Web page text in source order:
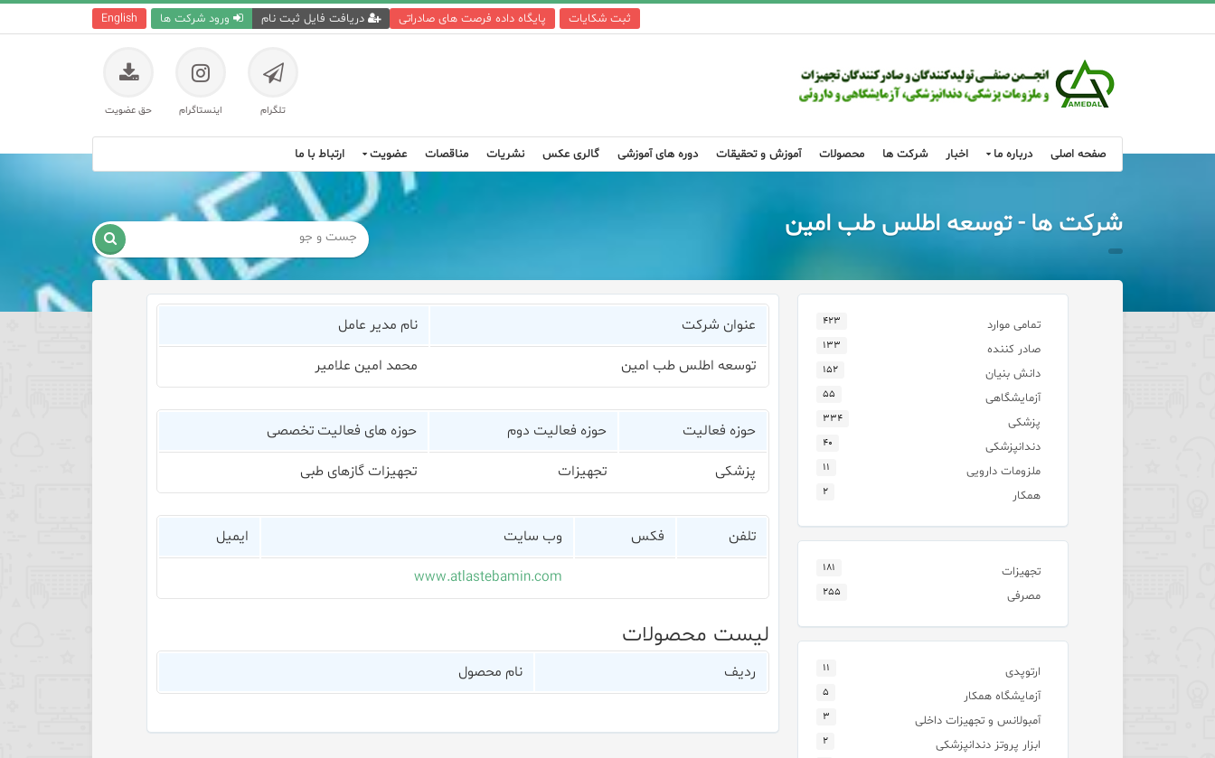
English ورود شرکت ها دریافت فایل ثبت نام پایگاه داده فرصت های صادراتی ثبت شکایات
تلگرام اینستاگرام حق عضویت
صفحه اصلی درباره ما اخبار شرکت ها محصولات آموزش و تحقیقات دوره های آموزشی گالری عکس نشریات مناقصات عضویت ارتباط با ما
شرکت ها - توسعه اطلس طب امین 
عنوان شرکت نام مدیر عامل
توسعه اطلس طب امین محمد امین علامیر
حوزه فعالیت حوزه فعالیت دوم حوزه های فعالیت تخصصی
پزشکی تجهیزات تجهیزات گازهای طبی
تلفن فکس وب سایت ایمیل
www.atlastebamin.com
لیست محصولات
ردیف نام محصول
تمامی موارد ۴۲۳
صادر کننده ۱۳۳
دانش بنیان ۱۵۲
آزمایشگاهی ۵۵
پزشکی ۳۳۴
دندانپزشکی ۴۰
ملزومات دارویی ۱۱
همکار ۲
تجهیزات ۱۸۱
مصرفی ۲۵۵
ارتوپدی ۱۱
آزمایشگاه همکار ۵
آمبولانس و تجهیزات داخلی ۳
ابزار پروتز دندانپزشکی ۲